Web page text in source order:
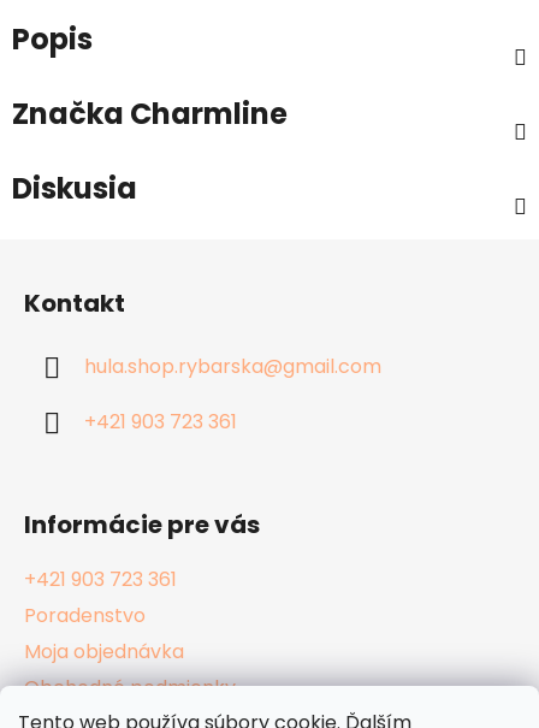
Popis
Značka Charmline
Diskusia
Kontakt
hula.shop.rybarska@gmail.com
+421 903 723 361
Informácie pre vás
+421 903 723 361
Poradenstvo
Moja objednávka
Obchodné podmienky